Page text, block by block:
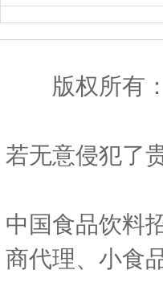
版权所有
若无意侵犯了
中国食品饮料
商代理、小食